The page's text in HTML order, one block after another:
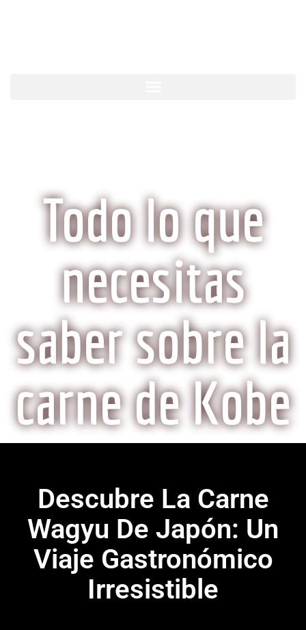
Todo lo que
necesitas
saber sobre la
carne de Kobe
Descubre La Carne
Wagyu De Japón: Un
Viaje Gastronómico
Irresistible